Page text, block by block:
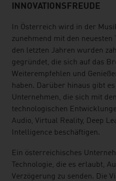
INNOVATIONSFREUDE
In Österreich wird in der
zunehmend mit den neuesten
den letzten Jahren wurden
gegründet, die sich auf das
Weiterempfehlen und
haben. Darüber hinaus gibt
Unternehmen, die sich mit
technologischen
Audio, Virtual Reality, Deep
Intelligence beschäftigen.
Ein österreichisches
Technologie, die es erlaubt,
Verzögerung zu senden. Die